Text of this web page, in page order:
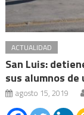
ACTUALIDAD
San Luis:
sus alumnos de
agosto 15, 2019